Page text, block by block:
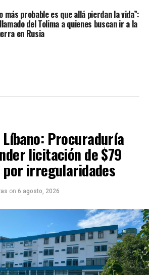
más probable es que allá pierdan la vida”:
del Tolima a quienes buscan ir a la
en Rusia
Procuraduría
licitación de $79
irregularidades
on 6 agosto, 2026